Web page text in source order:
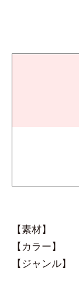
【素材】
【カラー】
【ジャンル】